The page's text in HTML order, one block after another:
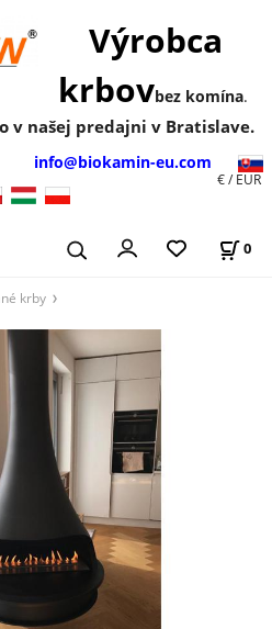
Výrobca
krbovbez komína.
v našej predajni v Bratislave.
info@biokamin-eu.com
0
€ / EUR
krby